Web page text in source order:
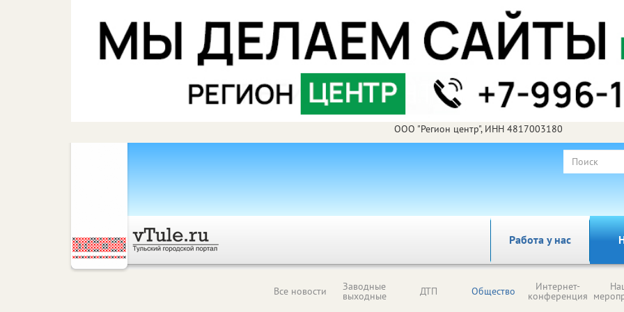
ООО "Регион центр", ИНН 4817003180
Работа у нас
Все новости Заводные
выходные ДТП Общество Интернет-
конференция